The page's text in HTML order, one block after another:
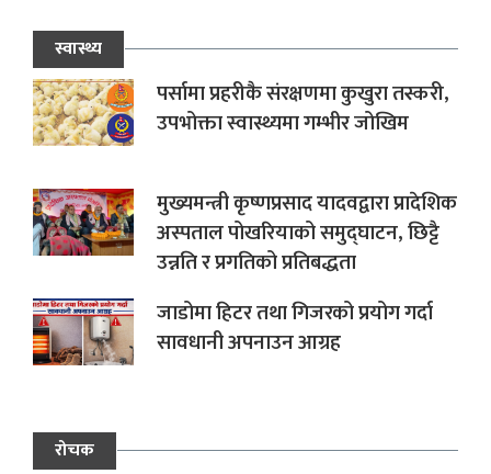
स्वास्थ्य
पर्सामा प्रहरीकै संरक्षणमा कुखुरा तस्करी,
उपभोक्ता स्वास्थ्यमा गम्भीर जोखिम
मुख्यमन्त्री कृष्णप्रसाद यादवद्वारा प्रादेशिक
अस्पताल पोखरियाको समुद्घाटन, छिट्टै
उन्नति र प्रगतिको प्रतिबद्धता
जाडोमा हिटर तथा गिजरको प्रयोग गर्दा
सावधानी अपनाउन आग्रह
रोचक